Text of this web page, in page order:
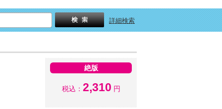
詳細検索
絶版
税込： 2,310 円